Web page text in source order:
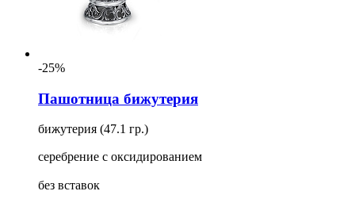
-25%
Пашотница бижутерия
бижутерия (47.1 гр.)
серебрение с оксидированием
без вставок